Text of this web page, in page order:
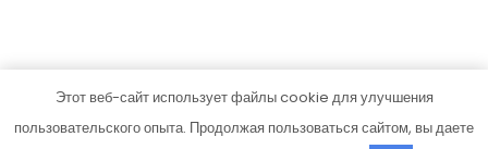
avtodizel-ug.ru
Этот веб-сайт использует файлы cookie для улучшения
пользовательского опыта. Продолжая пользоваться сайтом, вы даете